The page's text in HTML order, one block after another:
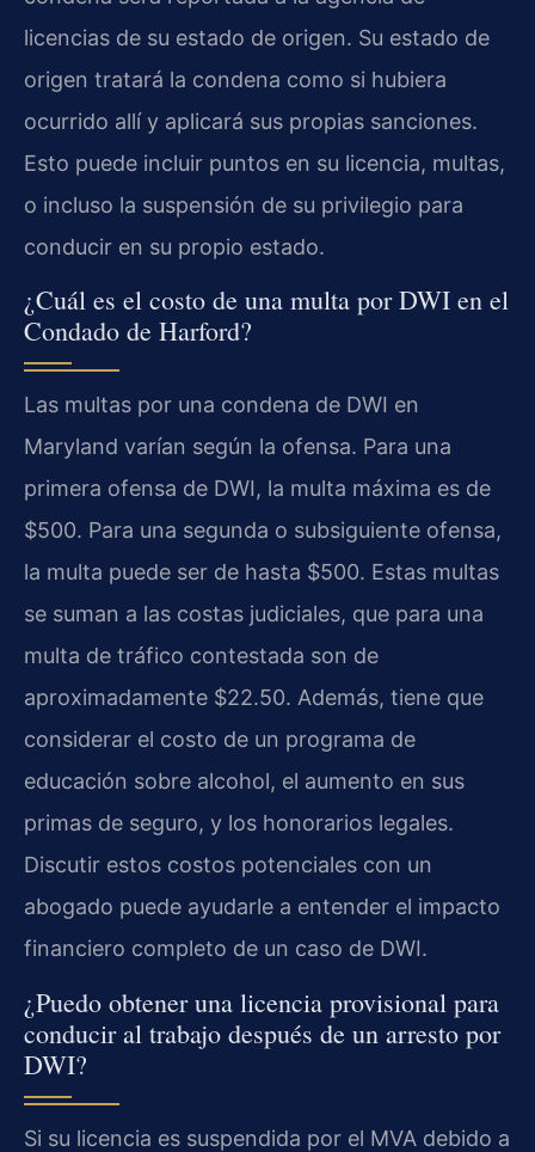
licencias de su estado de origen. Su estado de
origen tratará la condena como si hubiera
ocurrido allí y aplicará sus propias sanciones.
Esto puede incluir puntos en su licencia, multas,
o incluso la suspensión de su privilegio para
conducir en su propio estado.
¿Cuál es el costo de una multa por DWI en el
Condado de Harford?
Las multas por una condena de DWI en
Maryland varían según la ofensa. Para una
primera ofensa de DWI, la multa máxima es de
$500. Para una segunda o subsiguiente ofensa,
la multa puede ser de hasta $500. Estas multas
se suman a las costas judiciales, que para una
multa de tráfico contestada son de
aproximadamente $22.50. Además, tiene que
considerar el costo de un programa de
educación sobre alcohol, el aumento en sus
primas de seguro, y los honorarios legales.
Discutir estos costos potenciales con un
abogado puede ayudarle a entender el impacto
financiero completo de un caso de DWI.
¿Puedo obtener una licencia provisional para
conducir al trabajo después de un arresto por
DWI?
Si su licencia es suspendida por el MVA debido a